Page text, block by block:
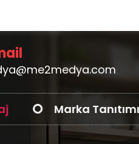
sayfasından
ürün
Marka Tanıtımı